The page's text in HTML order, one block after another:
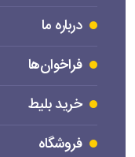
درباره ما
فراخوان‌ها
خرید بلیط
فروشگاه